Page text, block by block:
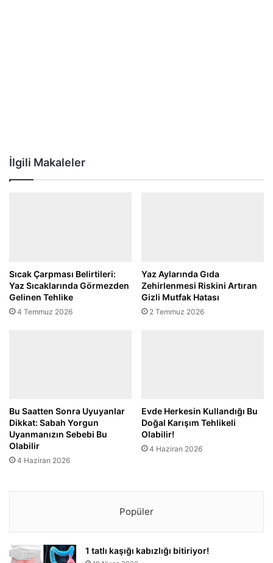
İlgili Makaleler
Sıcak Çarpması Belirtileri:
Yaz Sıcaklarında Görmezden
Gelinen Tehlike
4 Temmuz 2026
Yaz Aylarında Gıda
Zehirlenmesi Riskini Artıran
Gizli Mutfak Hatası
2 Temmuz 2026
Bu Saatten Sonra Uyuyanlar
Dikkat: Sabah Yorgun
Uyanmanızın Sebebi Bu
Olabilir
4 Haziran 2026
Evde Herkesin Kullandığı Bu
Doğal Karışım Tehlikeli
Olabilir!
4 Haziran 2026
Popüler
1 tatlı kaşığı kabızlığı bitiriyor!